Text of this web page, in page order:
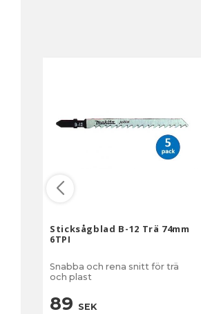
Sticksågblad B-12 Trä 74mm
6TPI
Snabba och rena snitt för trä
och plast
89 SEK